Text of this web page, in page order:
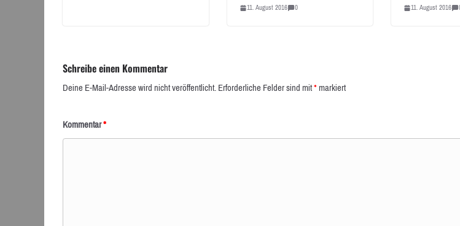
11. August 2016 0 11. August 2016
Schreibe einen Kommentar
Deine E-Mail-Adresse wird nicht veröffentlicht.Erforderliche Felder sind mit*markiert
Kommentar*